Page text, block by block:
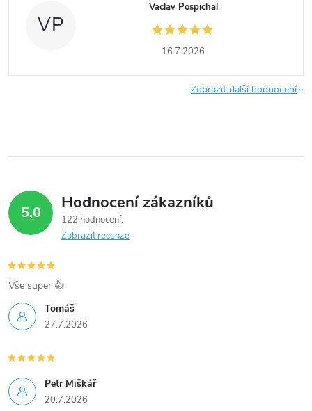
VP
Vaclav Pospichal
16.7.2026
Zobrazit další hodnocení
5,0 Hodnocení zákazníků
122 hodnocení
Zobrazit recenze
Tomáš
27.7.2026
Vše super 👍
Petr Miškář
20.7.2026